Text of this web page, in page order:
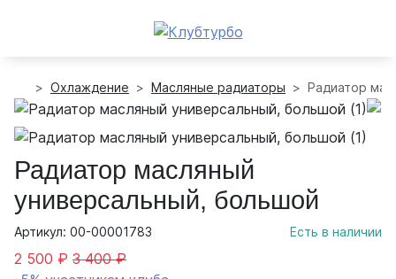
Охлаждение Масляные радиаторы Радиатор
Радиатор масляный
универсальный, большой
Артикул: 00-00001783 Есть в наличии
2 500 ₽ 3 400 ₽